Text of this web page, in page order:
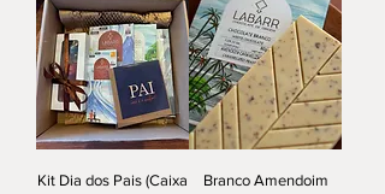
Kit Dia dos Pais (Caixa
Branco Amendoim